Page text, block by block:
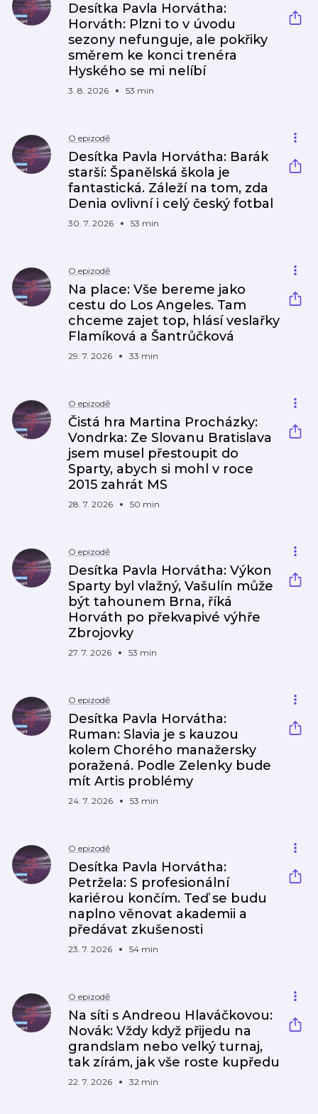
Desítka Pavla Horvátha:
Horváth: Plzni to v úvodu
sezony nefunguje, ale pokřiky
směrem ke konci trenéra
Hyského se mi nelíbí
3. 8. 2026 53 min
O epizodě
Desítka Pavla Horvátha: Barák
starší: Španělská škola je
fantastická. Záleží na tom, zda
Denia ovlivní i celý český fotbal
30. 7. 2026 53 min
O epizodě
Na place: Vše bereme jako
cestu do Los Angeles. Tam
chceme zajet top, hlásí veslařky
Flamíková a Šantrůčková
29. 7. 2026 33 min
O epizodě
Čistá hra Martina Procházky:
Vondrka: Ze Slovanu Bratislava
jsem musel přestoupit do
Sparty, abych si mohl v roce
2015 zahrát MS
28. 7. 2026 50 min
O epizodě
Desítka Pavla Horvátha: Výkon
Sparty byl vlažný, Vašulín může
být tahounem Brna, říká
Horváth po překvapivé výhře
Zbrojovky
27. 7. 2026 53 min
O epizodě
Desítka Pavla Horvátha:
Ruman: Slavia je s kauzou
kolem Chorého manažersky
poražená. Podle Zelenky bude
mít Artis problémy
24. 7. 2026 53 min
O epizodě
Desítka Pavla Horvátha:
Petržela: S profesionální
kariérou končím. Teď se budu
naplno věnovat akademii a
předávat zkušenosti
23. 7. 2026 54 min
O epizodě
Na síti s Andreou Hlaváčkovou:
Novák: Vždy když přijedu na
grandslam nebo velký turnaj,
tak zírám, jak vše roste kupředu
22. 7. 2026 32 min